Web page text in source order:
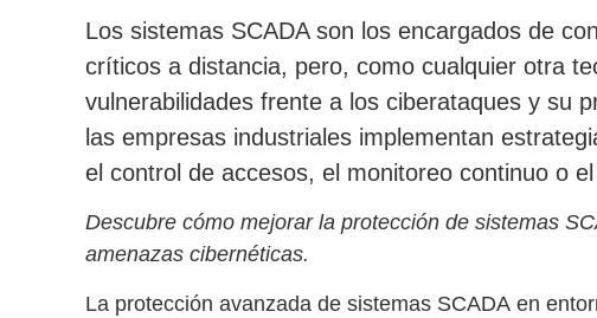
Los sistemas SCADA son los encargados de
críticos a distancia, pero, como cualquier otra
vulnerabilidades frente a los ciberataques y su
las empresas industriales implementan
el control de accesos, el monitoreo continuo o
Descubre cómo mejorar la protección de sistemas
amenazas cibernéticas.
La protección avanzada de sistemas SCADA en